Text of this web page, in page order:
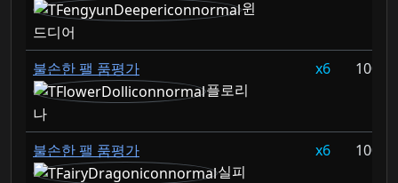
윈
드디어
불손한 팰 품평가
플로리
나
6 100%
불손한 팰 품평가
실피
6 100%